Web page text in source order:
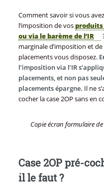
Comment savoir si vous
l’imposition de vosproduits
ou via le barème de l’IR
marginale d’imposition et
placements vous disposez.
l’imposition via l’IR
placements, et non pas
placements épargne. Il ne
cocher la case 2OP sans en
Copie écran formulaire
Case 2OP pré-
il le faut ?